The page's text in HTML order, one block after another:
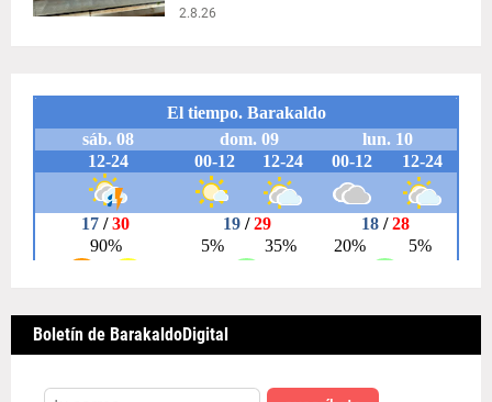
2.8.26
Boletín de BarakaldoDigital